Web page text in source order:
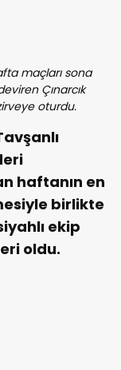
maçları sona
Çınarcık
oturdu.
haftanın en
birlikte
ekip
oldu.